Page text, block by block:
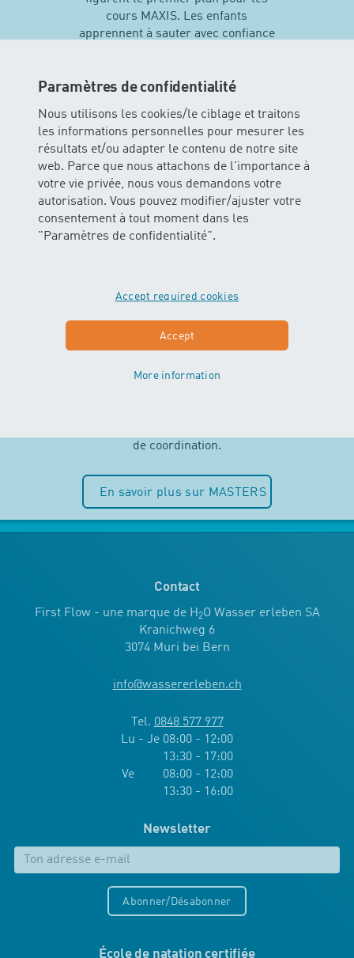
Paramètres de confidentialité
Nous utilisons les cookies/le ciblage et traitons
les informations personnelles pour mesurer les
résultats et/ou adapter le contenu de notre site
web. Parce que nous attachons de l'importance à
votre vie privée, nous vous demandons votre
autorisation. Vous pouvez modifier/ajuster votre
consentement à tout moment dans les
"Paramètres de confidentialité".
Accept required cookies
Accept
More information
cours MAXIS. Les enfants
apprennent à sauter avec confiance
techniques de natation…
En savoir plus sur MAXIS
MASTERS
Indépendance et plaisir de l’eau sont
de coordination.
En savoir plus sur MASTERS
Contact
First Flow - une marque de H2O Wasser erleben SA
Kranichweg 6
3074 Muri bei Bern
info@wassererleben.ch
Tel. 0848 577 977
Lu - Je 08:00 - 12:00
13:30 - 17:00
Ve 08:00 - 12:00
13:30 - 16:00
Newsletter
Abonner/Désabonner
École de natation certifiée